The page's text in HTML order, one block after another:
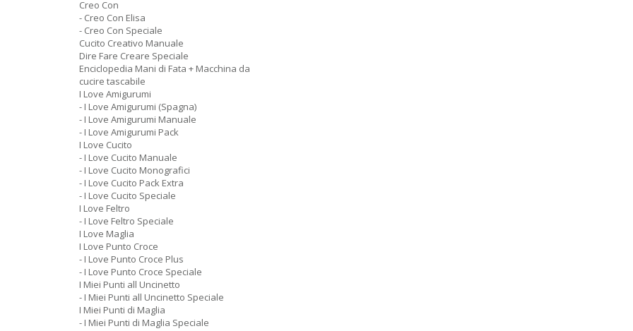
Creo Con
- Creo Con Elisa
- Creo Con Speciale
Cucito Creativo Manuale
Dire Fare Creare Speciale
Enciclopedia Mani di Fata + Macchina da
cucire tascabile
I Love Amigurumi
- I Love Amigurumi (Spagna)
- I Love Amigurumi Manuale
- I Love Amigurumi Pack
I Love Cucito
- I Love Cucito Manuale
- I Love Cucito Monografici
- I Love Cucito Pack Extra
- I Love Cucito Speciale
I Love Feltro
- I Love Feltro Speciale
I Love Maglia
I Love Punto Croce
- I Love Punto Croce Plus
- I Love Punto Croce Speciale
I Miei Punti all Uncinetto
- I Miei Punti all Uncinetto Speciale
I Miei Punti di Maglia
- I Miei Punti di Maglia Speciale